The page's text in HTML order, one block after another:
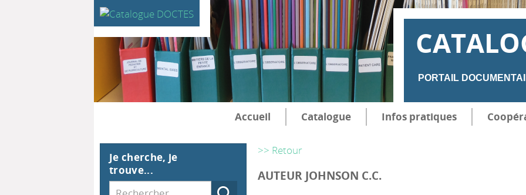
PORTAIL
Accueil Catalogue Infos pratiques
>> Retour
AUTEUR JOHNSON C.C.
Je cherche, je
trouve...
Recherche